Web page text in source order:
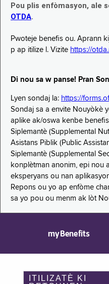
Pou plis enfòmasyon, ale
OTDA.
Pwoteje benefis ou. Aprann
p ap itilize l. Vizite https://
Di nou sa w panse! Pran
Lyen sondaj la: https://
Sondaj sa a envite Nouyòkè
aplike ak/oswa kenbe
Siplemantè (Supplemental
Asistans Piblik (Public
Siplemantè (Supplemental
konplètman anonim, epi nou
eksperyans ou nan
Repons ou yo ap enfòme
sa yo pou ou menm ak lòt
myBenefits
ITILIZATÈ KI